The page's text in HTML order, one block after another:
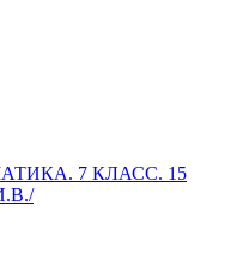
7 КЛАСС. 15